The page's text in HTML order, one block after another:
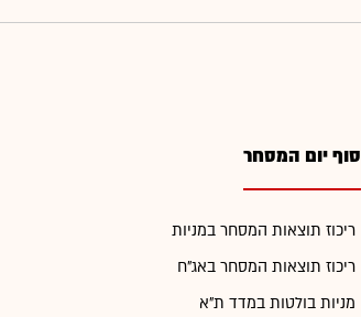
סוף יום המסחר
ריכוז תוצאות המסחר במניות
ריכוז תוצאות המסחר באג"ח
מניות בולטות במדד ת"א